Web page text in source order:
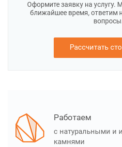
Оформите заявку на услугу.
ближайшее время, ответим
Рассчитать
Работаем
с натуральными и
камнями